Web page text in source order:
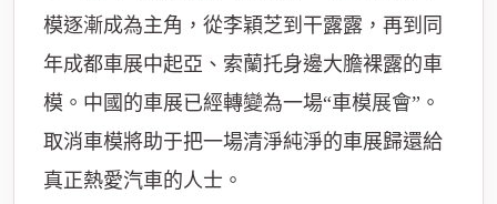
模逐漸成為主角，從李穎芝到干露露，再到同
年成都車展中起亞、索蘭托身邊大膽裸露的車
模。中國的車展已經轉變為一場“車模展會”。
取消車模將助于把一場清淨純淨的車展歸還給
真正熱愛汽車的人士。